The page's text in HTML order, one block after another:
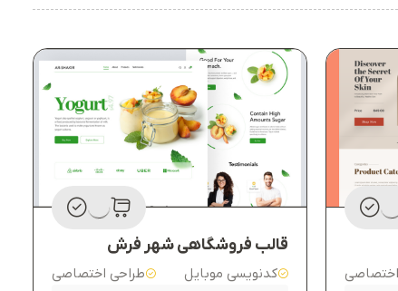
قالب فروشگاهی شهر فرش
کدنویسی موبایل طراحی اختصاصی